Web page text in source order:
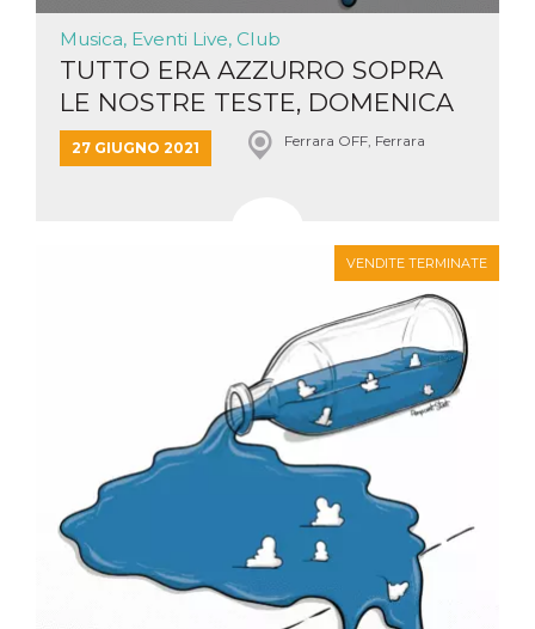
Musica, Eventi Live, Club
TUTTO ERA AZZURRO SOPRA
LE NOSTRE TESTE, DOMENICA
27 G...
27 GIUGNO 2021 Ferrara OFF, Ferrara
VENDITE TERMINATE